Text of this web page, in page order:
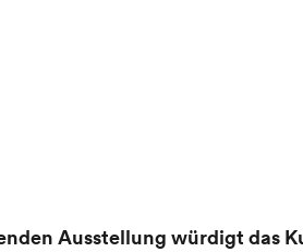
Ausstellung würdigt das